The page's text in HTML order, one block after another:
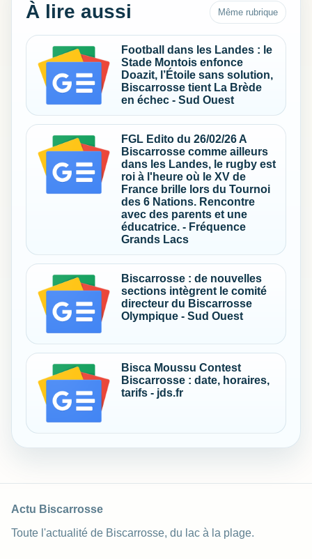
À lire aussi Même rubrique
Football dans les Landes : le
Stade Montois enfonce
Doazit, l’Étoile sans solution,
Biscarrosse tient La Brède
en échec - Sud Ouest
FGL Edito du 26/02/26 A
Biscarrosse comme ailleurs
dans les Landes, le rugby est
roi à l'heure où le XV de
France brille lors du Tournoi
des 6 Nations. Rencontre
avec des parents et une
éducatrice. - Fréquence
Grands Lacs
Biscarrosse : de nouvelles
sections intègrent le comité
directeur du Biscarrosse
Olympique - Sud Ouest
Bisca Moussu Contest
Biscarrosse : date, horaires,
tarifs - jds.fr
Actu Biscarrosse
Toute l'actualité de Biscarrosse, du lac à la plage.